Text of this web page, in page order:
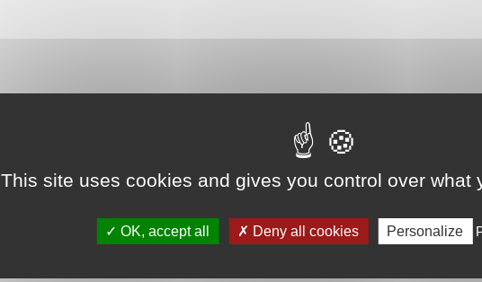
This site uses cookies and gives you control over what
OK, accept all Deny all cookies Personalize